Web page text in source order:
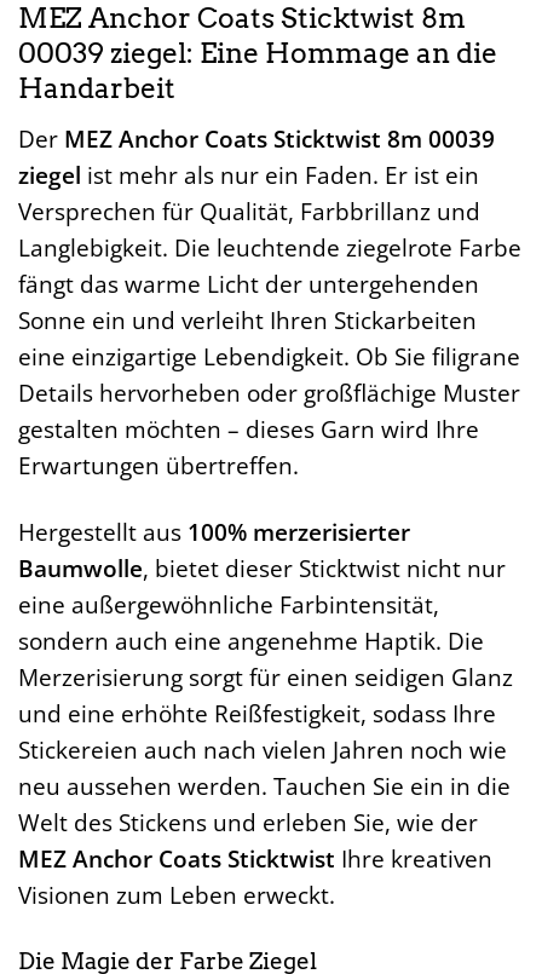
MEZ Anchor Coats Sticktwist 8m
00039 ziegel: Eine Hommage an die
Handarbeit
Der MEZ Anchor Coats Sticktwist 8m 00039
ziegel ist mehr als nur ein Faden. Er ist ein
Versprechen für Qualität, Farbbrillanz und
Langlebigkeit. Die leuchtende ziegelrote Farbe
fängt das warme Licht der untergehenden
Sonne ein und verleiht Ihren Stickarbeiten
eine einzigartige Lebendigkeit. Ob Sie filigrane
Details hervorheben oder großflächige Muster
gestalten möchten – dieses Garn wird Ihre
Erwartungen übertreffen.
Hergestellt aus 100% merzerisierter
Baumwolle, bietet dieser Sticktwist nicht nur
eine außergewöhnliche Farbintensität,
sondern auch eine angenehme Haptik. Die
Merzerisierung sorgt für einen seidigen Glanz
und eine erhöhte Reißfestigkeit, sodass Ihre
Stickereien auch nach vielen Jahren noch wie
neu aussehen werden. Tauchen Sie ein in die
Welt des Stickens und erleben Sie, wie der
MEZ Anchor Coats Sticktwist Ihre kreativen
Visionen zum Leben erweckt.
Die Magie der Farbe Ziegel